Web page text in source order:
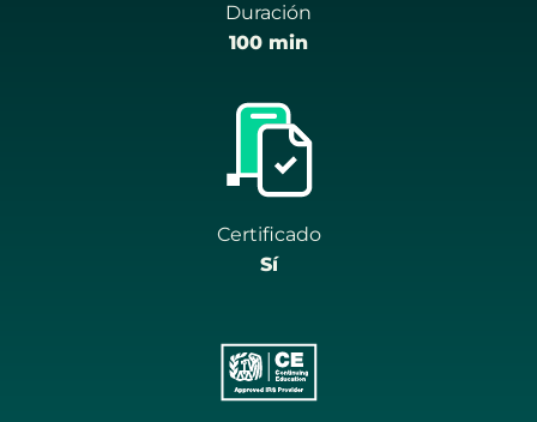
Duración
100 min
Certificado
Sí